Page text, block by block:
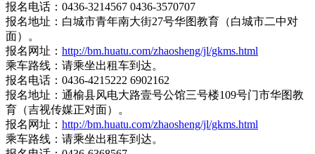
报名电话：0436-3214567 0436-3570707
报名地址：白城市青年南大街27号华图教育（白城市二中对
面）。
报名网址： http://bm.huatu.com/zhaosheng/jl/gkms.html
乘车路线：请乘坐出租车到达。
报名电话：0436-4215222 6902162
报名地址：通榆县风电大路壹号公馆三号楼109号门市华图教
育（吉视传媒正对面）。
报名网址： http://bm.huatu.com/zhaosheng/jl/gkms.html
乘车路线：请乘坐出租车到达。